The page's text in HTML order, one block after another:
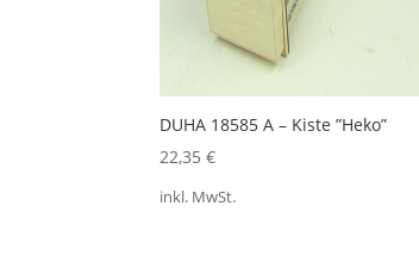
DUHA 18585 A – Kiste ”Heko”
22,35€
inkl. MwSt.